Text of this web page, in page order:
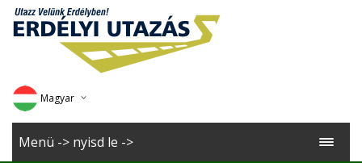
Magyar
Deutsch
Menü -> nyisd le ->